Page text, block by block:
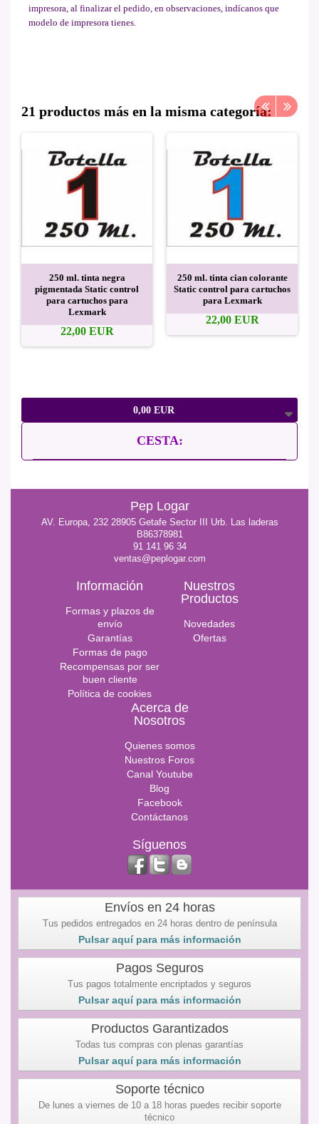
0,00 EUR
CESTA:
impresora, al finalizar el pedido, en observaciones, indícanos que
modelo de impresora tienes.
21 productos más en la misma categoría:
250 ml. tinta negra
pigmentada Static control
para cartuchos para
Lexmark
22,00 EUR
250 ml. tinta cian colorante
Static control para cartuchos
para Lexmark
22,00 EUR
Pep Logar
AV. Europa, 232 28905 Getafe Sector III Urb. Las laderas
B86378981
91 141 96 34
ventas@peplogar.com
Información
Formas y plazos de
envío
Garantías
Formas de pago
Recompensas por ser
buen cliente
Política de cookies
Nuestros
Productos
Novedades
Ofertas
Acerca de
Nosotros
Quienes somos
Nuestros Foros
Canal Youtube
Blog
Facebook
Contáctanos
Síguenos
Envíos en 24 horas
Tus pedidos entregados en 24 horas dentro de península
Pulsar aquí para más información
Pagos Seguros
Tus pagos totalmente encriptados y seguros
Pulsar aquí para más información
Productos Garantizados
Todas tus compras con plenas garantías
Pulsar aquí para más información
Soporte técnico
De lunes a viernes de 10 a 18 horas puedes recibir soporte
técnico